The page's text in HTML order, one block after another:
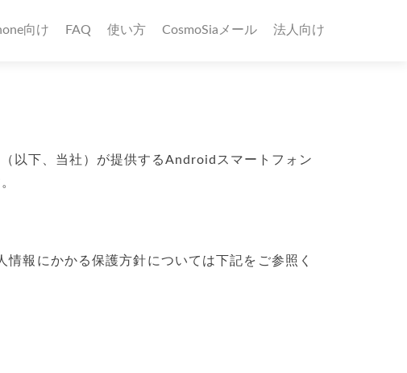
向け FAQ 使い方 CosmoSiaメール 法人向け
以下、当社）が提供するAndroidスマートフォン
報にかかる保護方針については下記をご参照く